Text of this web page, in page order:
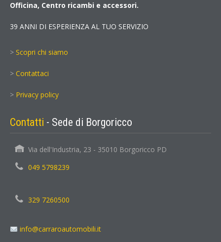
Officina, Centro ricambi e accessori.
39 ANNI DI ESPERIENZA AL TUO SERVIZIO
> Scopri chi siamo
> Contattaci
> Privacy policy
Contatti - Sede di Borgoricco
Via dell'Industria, 23 - 35010 Borgoricco PD
049 5798239
329 7260500
info@carraroautomobili.it